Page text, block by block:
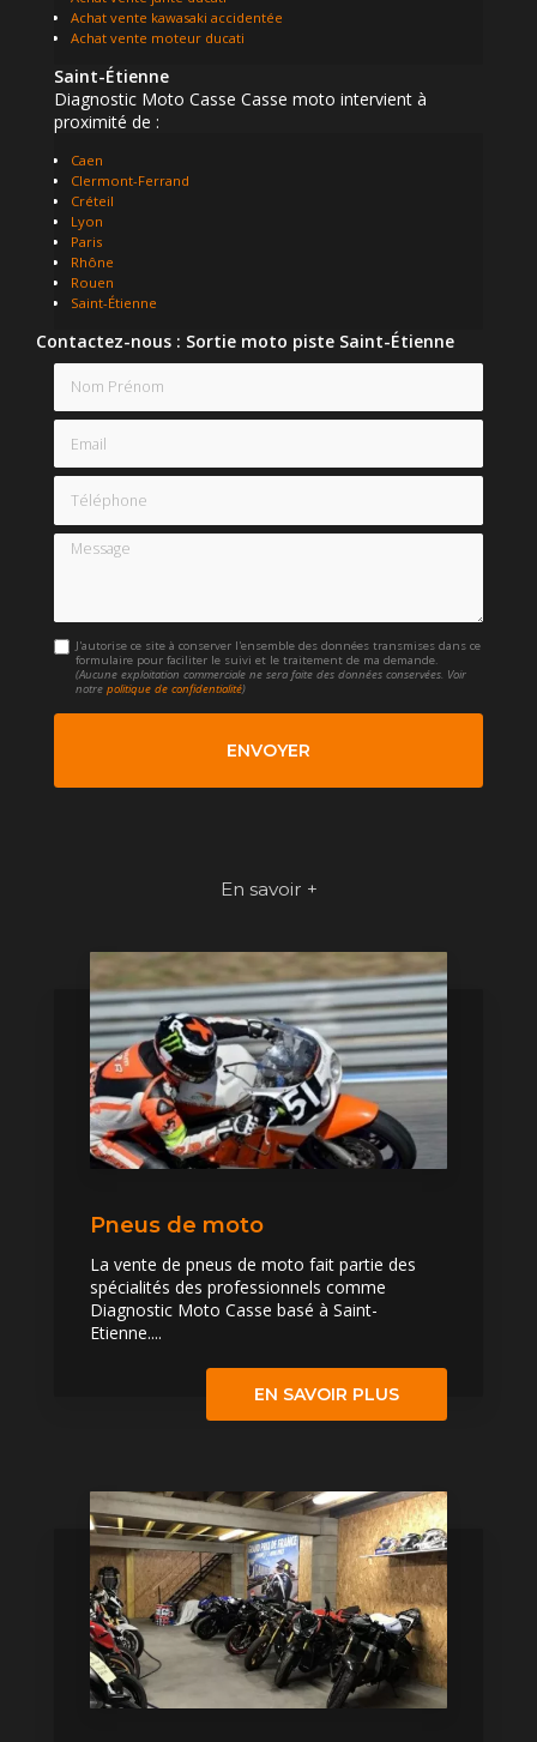
Achat vente kawasaki accidentée
Achat vente moteur ducati
Saint-Étienne
Diagnostic Moto Casse Casse moto intervient à
proximité de :
Caen
Clermont-Ferrand
Créteil
Lyon
Paris
Rhône
Rouen
Saint-Étienne
Contactez-nous : Sortie moto piste Saint-Étienne
Nom Prénom
Email
Message
J'autorise ce site à conserver l'ensemble des données transmises dans ce
formulaire pour faciliter le suivi et le traitement de ma demande.
(Aucune exploitation commerciale ne sera faite des données conservées. Voir
notrepolitique de confidentialité)
En savoir +
Pneus de moto
La vente de pneus de moto fait partie des
spécialités des professionnels comme
Diagnostic Moto Casse basé à Saint-
Etienne....
EN SAVOIR PLUS